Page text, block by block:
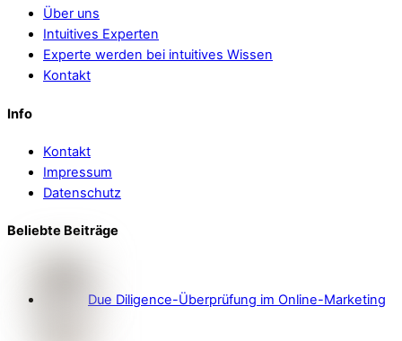
Über uns
Intuitives Experten
Experte werden bei intuitives Wissen
Kontakt
Info
Kontakt
Impressum
Datenschutz
Beliebte Beiträge
Due Diligence-Überprüfung im Online-Marketing